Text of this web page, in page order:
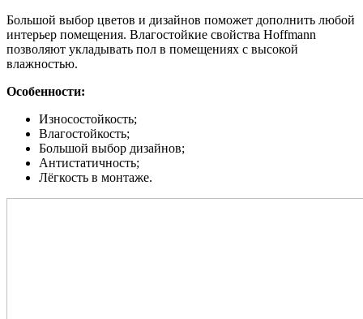
Большой выбор цветов и дизайнов поможет дополнить любой
интерьер помещения. Влагостойкие свойства Hoffmann
позволяют укладывать пол в помещениях с высокой
влажностью.
Особенности:
Износостойкость;
Влагостойкость;
Большой выбор дизайнов;
Антистатичность;
Лёгкость в монтаже.